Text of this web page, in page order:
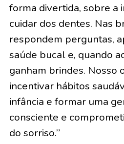
forma divertida, sobre a
cuidar dos dentes. Nas
respondem perguntas,
saúde bucal e, quando
ganham brindes. Nosso
incentivar hábitos
infância e formar uma
consciente e
do sorriso.”